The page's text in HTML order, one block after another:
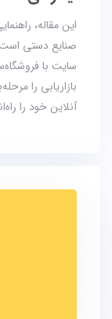
این مقاله،
صنایع دستی
سایت با
بازاریابی را
آنلاین خود را